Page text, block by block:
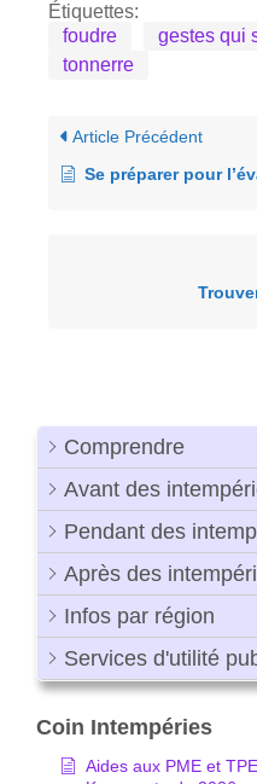
Comprendre
Avant des
Pendant des
Après des
Infos par région
Services d'utilité
Coin Intempéries
Aides aux PME et
Étiquettes:
foudre
gestes qui
tonnerre
Article Précédent
Se préparer pour